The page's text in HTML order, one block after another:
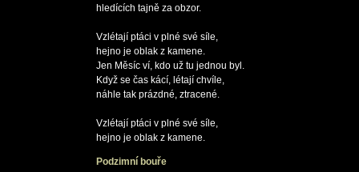
hledících tajně za obzor.
Vzlétají ptáci v plné své síle,
hejno je oblak z kamene.
Jen Měsíc ví, kdo už tu jednou byl.
Když se čas kácí, létají chvíle,
náhle tak prázdné, ztracené.
Vzlétají ptáci v plné své síle,
Podzimní bouře